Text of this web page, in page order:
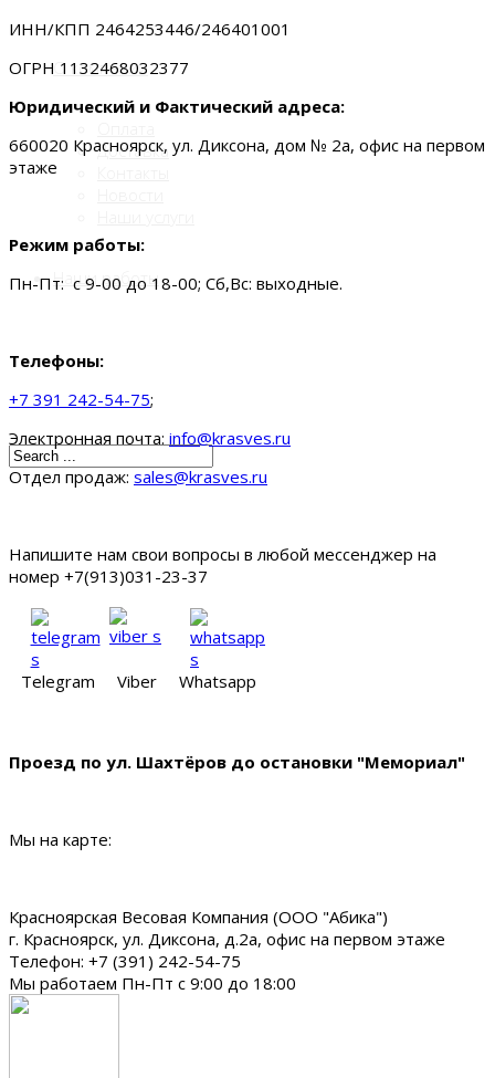
О компании
Доставка
Наши работы
ИНН/КПП 2464253446/246401001
ОГРН 1132468032377
Юридический и Фактический адреса:
660020 Красноярск, ул. Диксона, дом № 2а, офис на первом
этаже
Режим работы:
Пн-Пт: с 9-00 до 18-00; Сб,Вс: выходные.
Телефоны:
+7 391 242-54-75;
Электронная почта: info@krasves.ru
Отдел продаж: sales@krasves.ru
Напишите нам свои вопросы в любой мессенджер на
номер +7(913)031-23-37
Telegram Viber Whatsapp
Проезд по ул. Шахтёров до остановки "Мемориал"
Мы на карте:
Красноярская Весовая Компания (ООО "Абика")
г. Красноярск, ул. Диксона, д.2а, офис на первом этаже
Телефон: +7 (391) 242-54-75
Мы работаем Пн-Пт с 9:00 до 18:00